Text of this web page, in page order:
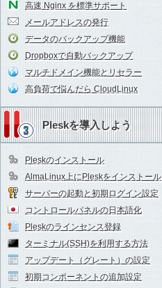
高速 Nginx を標準サポート
メールアドレスの発行
データのバックアップ機能
Dropboxで自動バックアップ
マルチドメイン機能とリセラー
高負荷で悩んだら CloudLinux
Pleskを導入しよう
Pleskのインストール
AlmaLinux上にPleskをインストール
サーバーの起動と初期ログイン設定
コントロールパネルの日本語化
Pleskのラインセンス登録
ターミナル(SSH)を利用する方法
アップデート（グレート）の設定
初期コンポーネントの追加設定